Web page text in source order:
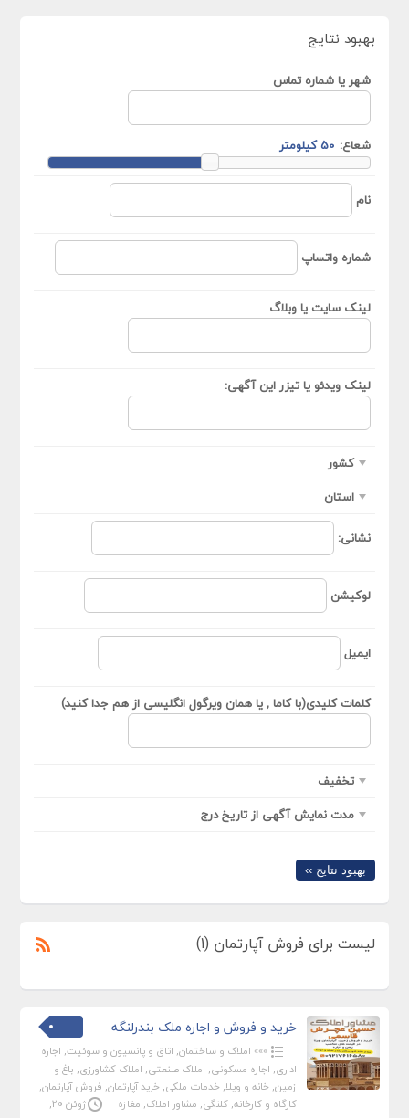
بهبود نتایج
شهر یا شماره تماس
شعاع:
نام
شماره واتساپ
لینک سایت یا وبلاگ
لینک ویدئو یا تیزر این آگهی:
کشور
استان
نشانی:
لوکیشن
ایمیل
کلمات کلیدی(با کاما , یا همان ویرگول انگلیسی از هم جدا کنید)
تخفیف
مدت نمایش آگهی از تاریخ درج
بهبود نتایج ››
لیست برای فروش آپارتمان (1)
خرید و فروش و اجاره ملک بندرلنگه
»»» املاک و ساختمان, اتاق و پانسیون و سوئیت, اجاره
اداری, اجاره مسکونی, املاک صنعتی, املاک کشاورزی, باغ و
زمین, خانه و ویلا, خدمات ملکی, خرید آپارتمان, فروش آپارتمان,
کارگاه و کارخانه, کلنگی, مشاور املاک, مغازه
ژوئن 20,